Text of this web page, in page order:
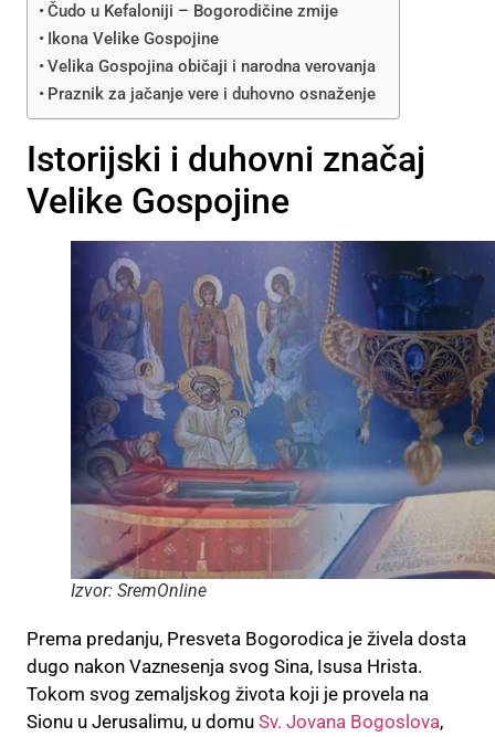
Čudo u Kefaloniji – Bogorodičine zmije
Ikona Velike Gospojine
Velika Gospojina običaji i narodna verovanja
Praznik za jačanje vere i duhovno osnaženje
Istorijski i duhovni značaj
Velike Gospojine
Izvor: SremOnline
Prema predanju, Presveta Bogorodica je živela dosta
dugo nakon Vaznesenja svog Sina, Isusa Hrista.
Tokom svog zemaljskog života koji je provela na
Sionu u Jerusalimu, u domu Sv. Jovana Bogoslova,